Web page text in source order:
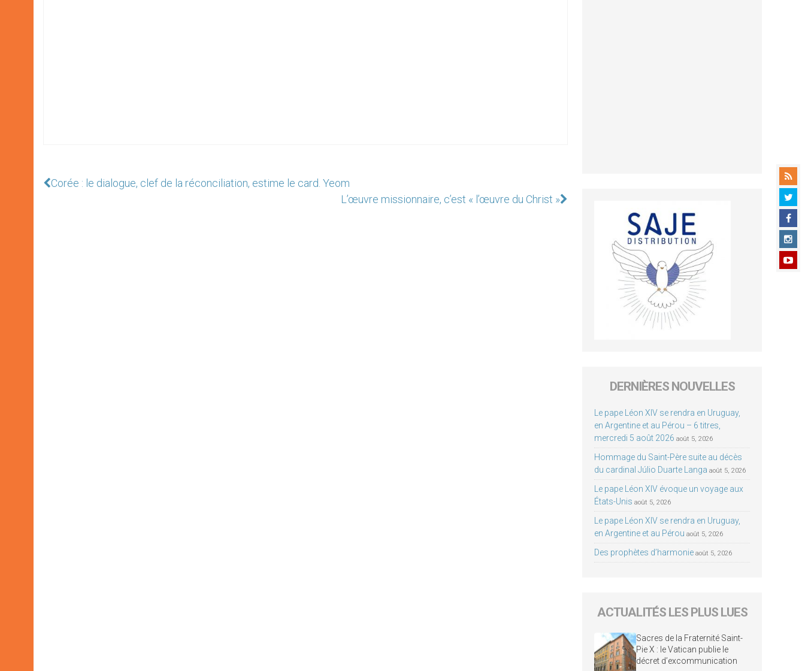
Corée : le dialogue, clef de la réconciliation, estime le card. Yeom
L’œuvre missionnaire, c’est « l’œuvre du Christ »
DERNIÈRES NOUVELLES
Le pape Léon XIV se rendra en Uruguay,
en Argentine et au Pérou – 6 titres,
mercredi 5 août 2026 août 5, 2026
Hommage du Saint-Père suite au décès
du cardinal Júlio Duarte Langa août 5, 2026
Le pape Léon XIV évoque un voyage aux
États-Unis août 5, 2026
Le pape Léon XIV se rendra en Uruguay,
en Argentine et au Pérou août 5, 2026
Des prophètes d’harmonie août 5, 2026
ACTUALITÉS LES PLUS LUES
Sacres de la Fraternité Saint-
Pie X : le Vatican publie le
décret d’excommunication